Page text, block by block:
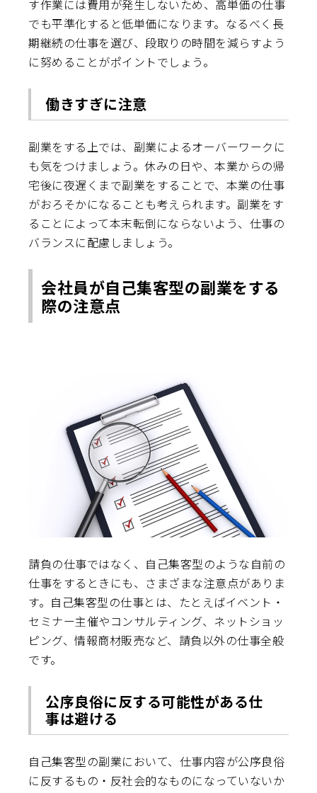
す作業には費用が発生しないため、高単価の仕事
でも平準化すると低単価になります。なるべく長
期継続の仕事を選び、段取りの時間を減らすよう
に努めることがポイントでしょう。
働きすぎに注意
副業をする上では、副業によるオーバーワークに
も気をつけましょう。休みの日や、本業からの帰
宅後に夜遅くまで副業をすることで、本業の仕事
がおろそかになることも考えられます。副業をす
ることによって本末転倒にならないよう、仕事の
バランスに配慮しましょう。
会社員が自己集客型の副業をする
際の注意点
請負の仕事ではなく、自己集客型のような自前の
仕事をするときにも、さまざまな注意点がありま
す。自己集客型の仕事とは、たとえばイベント・
セミナー主催やコンサルティング、ネットショッ
ピング、情報商材販売など、請負以外の仕事全般
です。
公序良俗に反する可能性がある仕
事は避ける
自己集客型の副業において、仕事内容が公序良俗
に反するもの・反社会的なものになっていないか